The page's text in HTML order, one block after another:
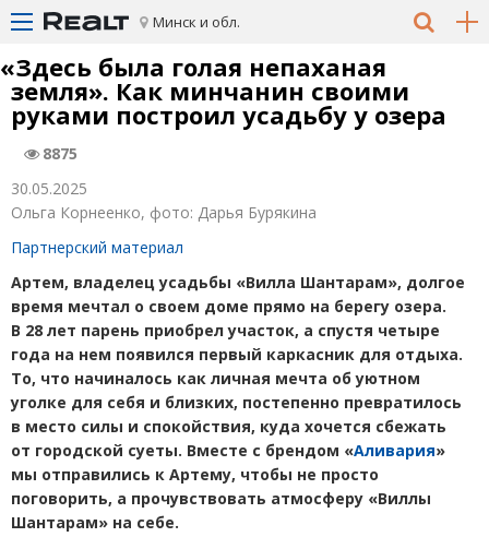
Минск и обл.
«Здесь была голая непаханая
земля». Как минчанин своими
руками построил усадьбу у озера
8875
30.05.2025
Ольга Корнеенко, фото: Дарья Бурякина
Партнерский материал
Артем, владелец усадьбы «Вилла Шантарам», долгое
время мечтал о своем доме прямо на берегу озера.
В 28 лет парень приобрел участок, а спустя четыре
года на нем появился первый каркасник для отдыха.
То, что начиналось как личная мечта об уютном
уголке для себя и близких, постепенно превратилось
в место силы и спокойствия, куда хочется сбежать
от городской суеты. Вместе с брендом «Аливария»
мы отправились к Артему, чтобы не просто
поговорить, а прочувствовать атмосферу «Виллы
Шантарам» на себе.